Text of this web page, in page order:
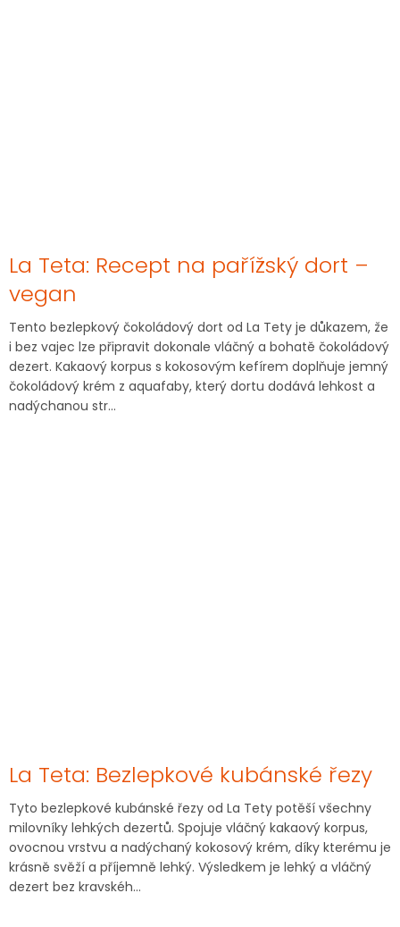
La Teta: Recept na pařížský dort –
vegan
Tento bezlepkový čokoládový dort od La Tety je důkazem, že
i bez vajec lze připravit dokonale vláčný a bohatě čokoládový
dezert. Kakaový korpus s kokosovým kefírem doplňuje jemný
čokoládový krém z aquafaby, který dortu dodává lehkost a
nadýchanou str...
La Teta: Bezlepkové kubánské řezy
Tyto bezlepkové kubánské řezy od La Tety potěší všechny
milovníky lehkých dezertů. Spojuje vláčný kakaový korpus,
ovocnou vrstvu a nadýchaný kokosový krém, díky kterému je
krásně svěží a příjemně lehký. Výsledkem je lehký a vláčný
dezert bez kravskéh...